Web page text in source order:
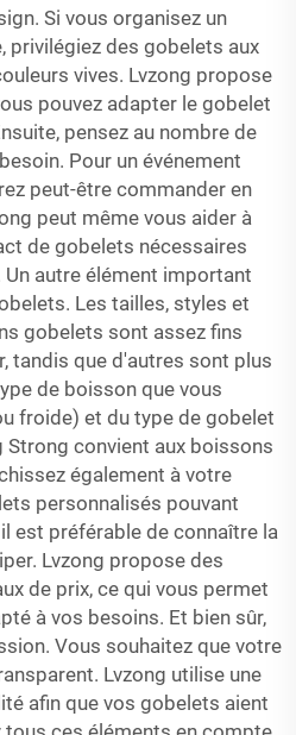
Si vous organisez un
privilégiez des gobelets aux
vives. Lvzong propose
pouvez adapter le gobelet
pensez au nombre de
Pour un événement
peut-être commander en
peut même vous aider à
de gobelets nécessaires
autre élément important
Les tailles, styles et
gobelets sont assez fins
tandis que d'autres sont plus
de boisson que vous
froide) et du type de gobelet
Strong convient aux boissons
également à votre
personnalisés pouvant
est préférable de connaître la
Lvzong propose des
de prix, ce qui vous permet
à vos besoins. Et bien sûr,
Vous souhaitez que votre
Lvzong utilise une
afin que vos gobelets aient